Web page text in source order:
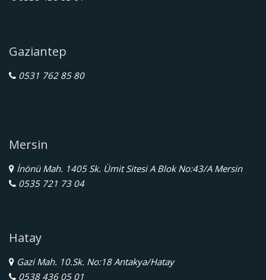
Gaziantep
0531 762 85 80
Mersin
İnönü Mah. 1405 Sk. Ümit Sitesi A Blok No:43/A Mersin
0535 721 73 04
Hatay
Gazi Mah. 10.Sk. No:18 Antakya/Hatay
0538 436 05 01